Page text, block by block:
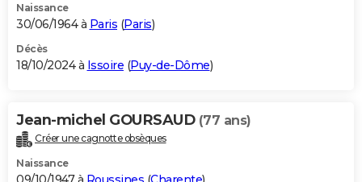
Naissance
30/06/1964 à Paris (Paris)
Décès
18/10/2024 à Issoire (Puy-de-Dôme)
Jean-michel GOURSAUD (77 ans)
Créer une cagnotte obsèques
Naissance